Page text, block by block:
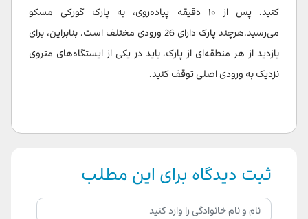
کنید. پس از ۱۰ دقیقه پیاده‌روی، به پارک گورکی مسکو
می‌رسید.هرچند پارک دارای 26 ورودی مختلف است. بنابراین، برای
بازدید از هر منطقه‌ای از پارک، باید در یکی از ایستگاه‌های متروی
نزدیک به ورودی اصلی توقف کنید.
ثبت دیدگاه برای این مطلب